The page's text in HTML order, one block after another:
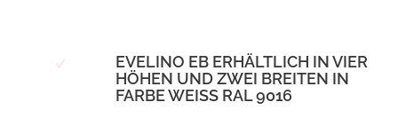
EVELINO EB ERHÄLTLICH IN VIER
HÖHEN UND ZWEI BREITEN IN
FARBE WEISS RAL 9016